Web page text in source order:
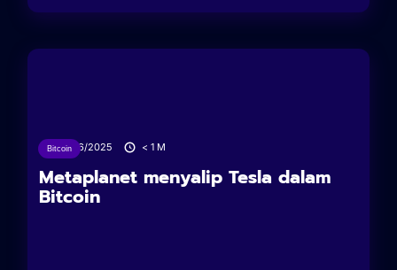
Bitcoin
26/06/2025 < 1 M
Metaplanet menyalip Tesla dalam
Bitcoin